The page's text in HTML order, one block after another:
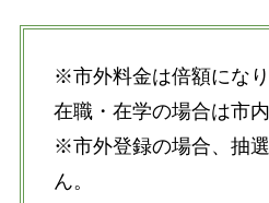
※市外料金は倍額にな
在職・在学の場合は市内
※市外登録の場合、抽
ん。